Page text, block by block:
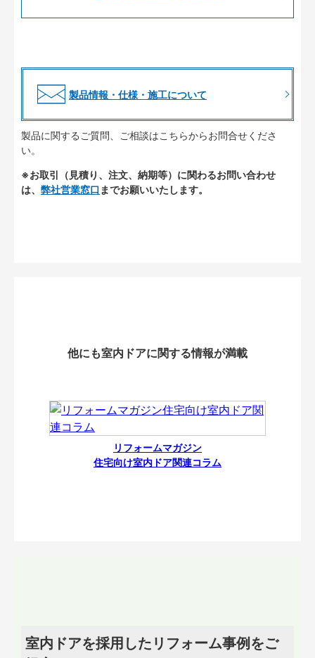
製品情報・仕様・施工について
製品に関するご質問、ご相談はこちらからお問合せくださ
い。
※お取引（見積り、注文、納期等）に関わるお問い合わせ
は、 弊社営業窓口 までお願いいたします。
他にも室内ドアに関する情報が満載
リフォームマガジン
住宅向け室内ドア関連コラム
室内ドアを採用したリフォーム事例をご